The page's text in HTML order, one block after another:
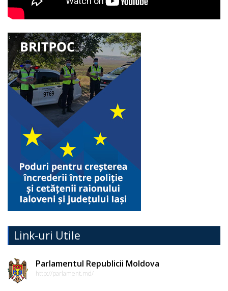
Link-uri Utile
Parlamentul Republicii Moldova
http://parlament.md/